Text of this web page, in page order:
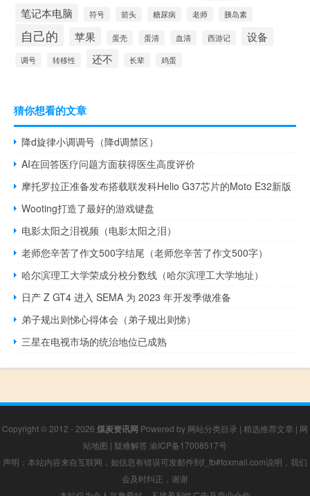
笔记本电脑 符号 箭头 糖尿病 老师 胰岛素
自己的 苹果 蛋壳 蛋清 血清 西游记 设备
调号 转移性 还不 长辈 鸡蛋
猜你想看的文章
降d旋律小调调号（降d调禁区）
AI在回答医疗问题方面获得医生高度评价
摩托罗拉正准备发布搭载联发科Helio G37芯片的Moto E32新版
Wooting打造了最好的游戏键盘
电影太阳之泪视频（电影太阳之泪）
老师您辛苦了作文500字结尾（老师您辛苦了作文500字）
哈尔滨理工大学荣成分校分数线（哈尔滨理工大学地址）
日产 Z GT4 进入 SEMA 为 2023 年开发季做准备
弟子规出则悌心得体会（弟子规出则悌）
三星在电视市场的统治地位已成熟
Copyright © 2012 - 2026 煤炭资讯网 Powered by 网站分类目录 | 精选推荐文章 | 网
站地图 | 疑难解答 渝ICP备17008517号
声明：本站内容来自互联网，如信息有错误可发邮件到f_fb#foxmail.com说明，我们
会及时纠正，谢谢